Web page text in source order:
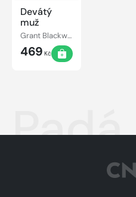
Devátý
muž
Grant Blackwood, Steve Berry
469 Kč